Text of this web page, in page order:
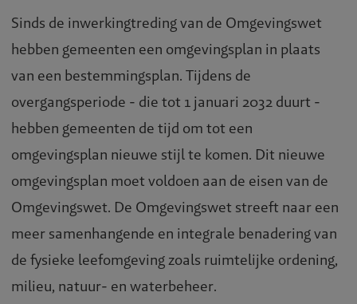
Sinds de inwerkingtreding van de Omgevingswet
hebben gemeenten een omgevingsplan in plaats
van een bestemmingsplan. Tijdens de
overgangsperiode - die tot 1 januari 2032 duurt -
hebben gemeenten de tijd om tot een
omgevingsplan nieuwe stijl te komen. Dit nieuwe
omgevingsplan moet voldoen aan de eisen van de
Omgevingswet. De Omgevingswet streeft naar een
meer samenhangende en integrale benadering van
de fysieke leefomgeving zoals ruimtelijke ordening,
milieu, natuur- en waterbeheer.